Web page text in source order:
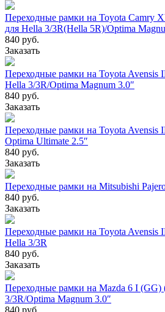
Переходные рамки на Toyota Camry
для Hella 3/3R(Hella 5R)/Optima
840 руб.
Заказать
Переходные рамки на Toyota Avensis
Hella 3/3R/Optima Magnum 3.0″
840 руб.
Заказать
Переходные рамки на Toyota Avensis
Optima Ultimate 2.5″
840 руб.
Заказать
Переходные рамки на Mitsubishi
840 руб.
Заказать
Переходные рамки на Toyota Avensis
Hella 3/3R
840 руб.
Заказать
Переходные рамки на Mazda 6 I (GG)
3/3R/Optima Magnum 3.0″
840 руб.